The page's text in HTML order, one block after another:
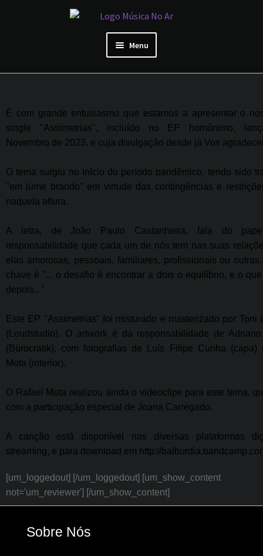
Menu
Área de Artista
Reviews de artistas
É com grande entusiasmo que estamos a apresentar o
single "Assimetrias", incluído no EP homônimo,
Novembro de 2023, e cuja divulgação desde já Vos
O tema surgiu no início do período pandêmico, tendo sido
"em lume brando" em virtude das contingências e
naquela altura.
A letra, de João Paulo Castanheira, fala do
responsabilidade que cada um de nós tem nas suas
elas amorosas, pessoais, familiares, profissionais ou
chave é "... o desafio é encontrar a dois o equilíbrio, e o
depois..."
Este EP "Assimetrias" foi misturado e masterizado por Toni
(Loudstudio). O artwork é da responsabilidade de
(Bürocratik), com fotografias de Luís Filipe Cunha (capa)
Mota (interior).
O Rafael Mota realizou ainda o videoclipe para este tema,
com a participação especial de Joana Carregado.
A canção está disponível nas diversas plataformas
streaming, e para download em http://
[um_loggedout] [/um_loggedout] [um_show_content
not='um_reviewer'] [/um_show_content]
Sobre Nós